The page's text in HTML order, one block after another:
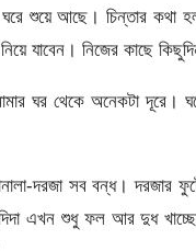
ঘরে শুয়ে আছে। চিন্তার
যাবেন। নিজের কাছে
ঘর থেকে অনেকটা
দরজা সব বন্ধ। দরজার
এখন শুধু ফল আর দুধ